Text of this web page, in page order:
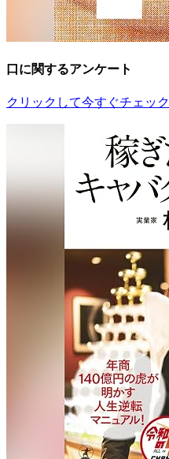
口に関するアンケート
クリックして今すぐチェック